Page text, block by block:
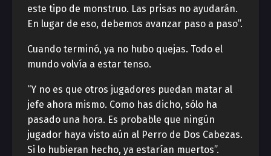
este tipo de monstruo. Las prisas no ayudarán.
En lugar de eso, debemos avanzar paso a paso”.
Cuando terminó, ya no hubo quejas. Todo el
mundo volvía a estar tenso.
“Y no es que otros jugadores puedan matar al
jefe ahora mismo. Como has dicho, sólo ha
pasado una hora. Es probable que ningún
jugador haya visto aún al Perro de Dos Cabezas.
Si lo hubieran hecho, ya estarían muertos”.